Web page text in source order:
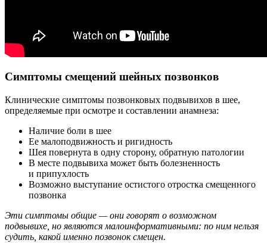
Симптомы смещений шейных позвонков
Клинические симптомы позвонковых подвывихов в шее,
определяемые при осмотре и составлении анамнеза:
Наличие боли в шее
Ее малоподвижность и ригидность
Шея повернута в одну сторону, обратную патологии
В месте подвывиха может быть болезненность
и припухлость
Возможно выступание остистого отростка смещенного
позвонка
Эти симптомы общие — они говорят о возможном
подвывихе, но являются малоинформативными: по ним нельзя
судить, какой именно позвонок смещен.